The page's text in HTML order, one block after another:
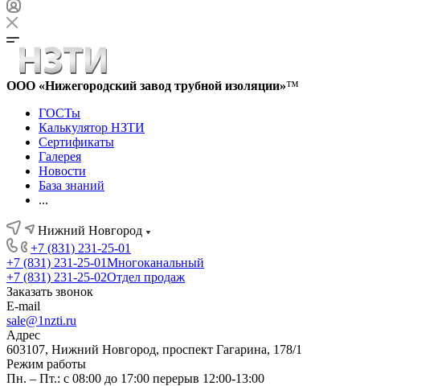
ООО «Нижегородский завод трубной изоляции»™
ГОСТы
Калькулятор НЗТИ
Сертификаты
Галерея
Новости
База знаний
...
Нижний Новгород
+7 (831) 231-25-01
+7 (831) 231-25-01Многоканальный
+7 (831) 231-25-02Отдел продаж
Заказать звонок
E-mail
sale@1nzti.ru
Адрес
603107, Нижний Новгород, проспект Гагарина, 178/1
Режим работы
Пн. – Пт.: с 08:00 до 17:00 перерыв 12:00-13:00